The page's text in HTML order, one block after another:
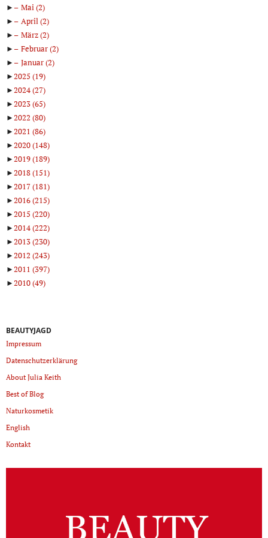
►
Mai(2)
►
April(2)
►
März(2)
►
Februar(2)
►
Januar(2)
►2025 (19)
►2024(27)
►2023(65)
►2022 (80)
►2021 (86)
►2020(148)
►2019(189)
►2018(151)
►2017(181)
►2016(215)
►2015 (220)
►2014(222)
►2013(230)
►2012 (243)
►2011 (397)
►2010(49)
BEAUTYJAGD
Impressum
Datenschutzerklärung
About Julia Keith
Best of Blog
Naturkosmetik
English
Kontakt